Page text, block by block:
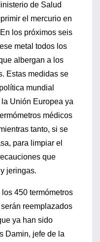
de Salud
el mercurio en
los próximos seis
metal todos los
albergan a los
Estas medidas se
mundial
Unión Europea ya
médicos
tanto, si se
para limpiar el
que
jeringas.
450 termómetros
reemplazados
ya han sido
Damin, jefe de la